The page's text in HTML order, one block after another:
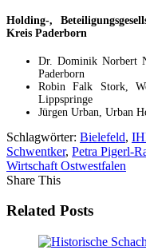
Holding-,
Kreis Paderborn
Dr. Dominik Norbert
Paderborn
Robin Falk Stork,
Lippspringe
Jürgen Urban, Urban
Schlagwörter: Bielefeld,
Schwentker, Petra Pigerl-
Wirtschaft Ostwestfalen
Share This
Related Posts